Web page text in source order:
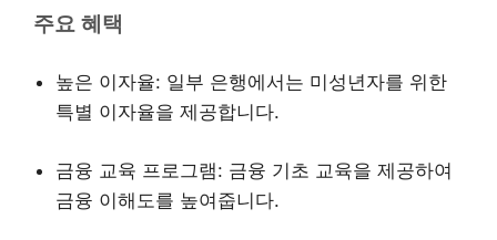
주요 혜택
높은 이자율: 일부 은행에서는 미성년자를 위한
특별 이자율을 제공합니다.
금융 교육 프로그램: 금융 기초 교육을 제공하여
금융 이해도를 높여줍니다.